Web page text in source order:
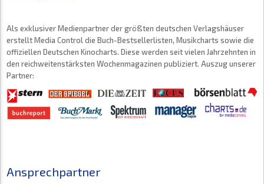
Als exklusiver Medienpartner der größten deutschen Verlagshäuser
erstellt Media Control die Buch-Bestsellerlisten, Musikcharts sowie die
offiziellen Deutschen Kinocharts. Diese werden seit vielen Jahrzehnten in
den reichweitenstärksten Wochenmagazinen publiziert. Auszug unserer
Partner:
Ansprechpartner